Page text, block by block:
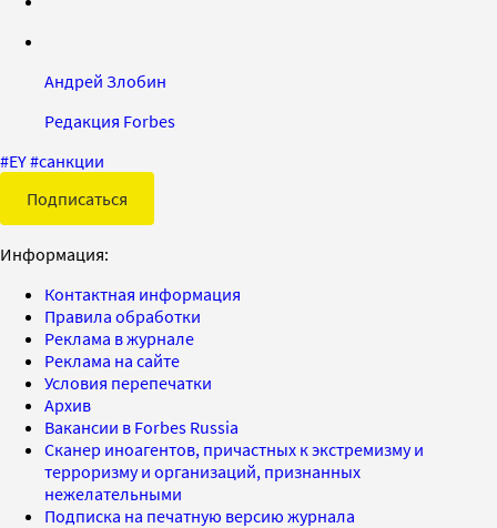
Андрей Злобин
Редакция Forbes
#EY#санкции
Подписаться
Информация:
Контактная информация
Правила обработки
Реклама в журнале
Реклама на сайте
Условия перепечатки
Архив
Вакансии в Forbes Russia
Сканер иноагентов, причастных к экстремизму и
терроризму и организаций, признанных
нежелательными
Подписка на печатную версию журнала